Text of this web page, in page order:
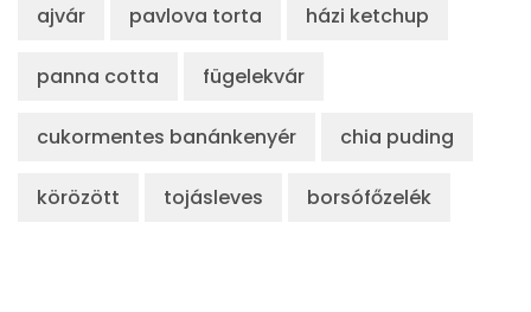
ajvár pavlova torta házi ketchup
panna cotta fügelekvár
cukormentes banánkenyér chia puding
körözött tojásleves borsófőzelék